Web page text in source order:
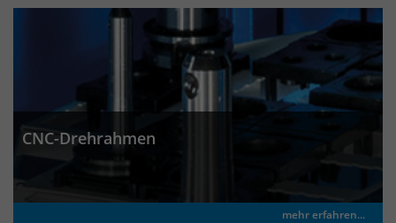
CNC-Drehrahmen
mehr erfahren...
wenige Sekunden
Zweck
Das Cookie wird gesetzt um zu
überprüfen ob der Browser erlaubt
demTest wieder gelöscht.